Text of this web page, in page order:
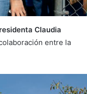
Claudia
entre la